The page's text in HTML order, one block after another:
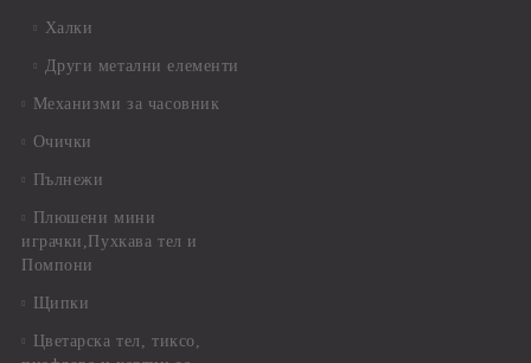
Халки
Други метални елементи
Механизми за часовник
Очички
Пълнежи
Плюшени мини
играчки,Пухкава тел и
Помпони
Щипки
Цветарска тел, тиксо,